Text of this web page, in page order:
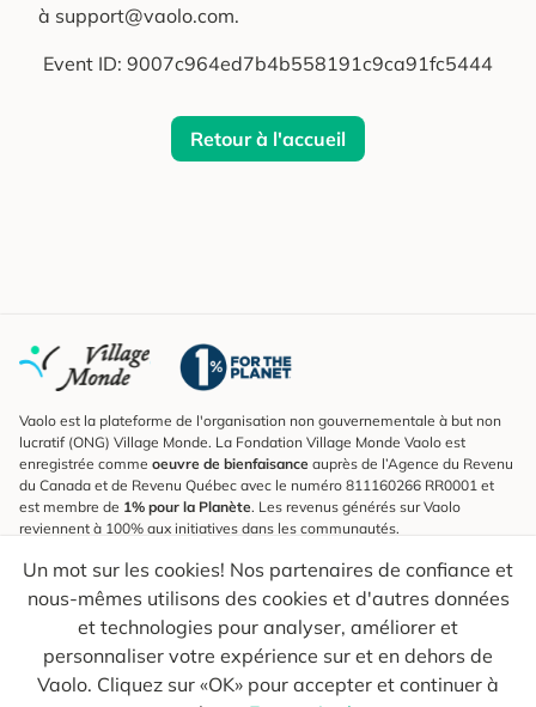
à support@vaolo.com.
Event ID: 9007c964ed7b4b558191c9ca91fc5444
Retour à l'accueil
Un mot sur les cookies! Nos partenaires de confiance et
nous-mêmes utilisons des cookies et d'autres données
et technologies pour analyser, améliorer et
personnaliser votre expérience sur et en dehors de
Vaolo. Cliquez sur «OK» pour accepter et continuer à
Vaolo est la plateforme de l'organisation non gouvernementale à but non
lucratif (ONG) Village Monde. La Fondation Village Monde Vaolo est
enregistrée comme oeuvre de bienfaisance auprès de l’Agence du Revenu
du Canada et de Revenu Québec avec le numéro 811160266 RR0001 et
est membre de 1% pour la Planète. Les revenus générés sur Vaolo
reviennent à 100% aux initiatives dans les communautés.
S'inscrire à l'infolettre
Pour connaître les nouveautés, suivre nos explorateurs et recevoir des
astuces pour des voyages plus conscients.
Ton courriel Envoyer